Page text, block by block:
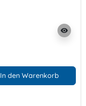
visibility
In den Warenkorb